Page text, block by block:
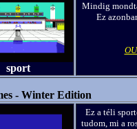
sport
Mindig
Ez
- Winter Edition
Ez a téli
tudom, mi a